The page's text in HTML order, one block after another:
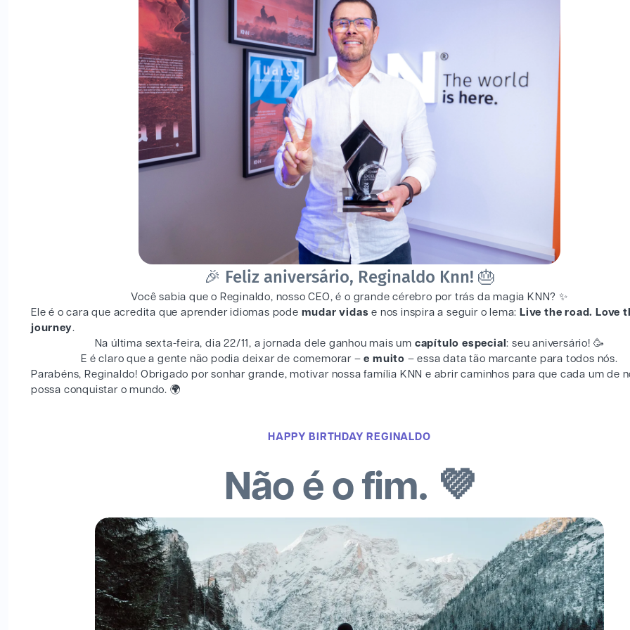
🎉 Feliz aniversário, Reginaldo Knn! 🎂
Você sabia que o Reginaldo, nosso CEO, é o grande cérebro por trás da magia KNN? ✨
Ele é o cara que acredita que aprender idiomas pode mudar vidas e nos inspira a seguir o lema: Live the road. Love
journey.
Na última sexta-feira, dia 22/11, a jornada dele ganhou mais um capítulo especial: seu aniversário! 🥳
E é claro que a gente não podia deixar de comemorar –e muito – essa data tão marcante para todos nós.
Parabéns, Reginaldo! Obrigado por sonhar grande, motivar nossa família KNN e abrir caminhos para que cada um de
possa conquistar o mundo. 🌍
HAPPY BIRTHDAY REGINALDO
Não é o fim. 💜